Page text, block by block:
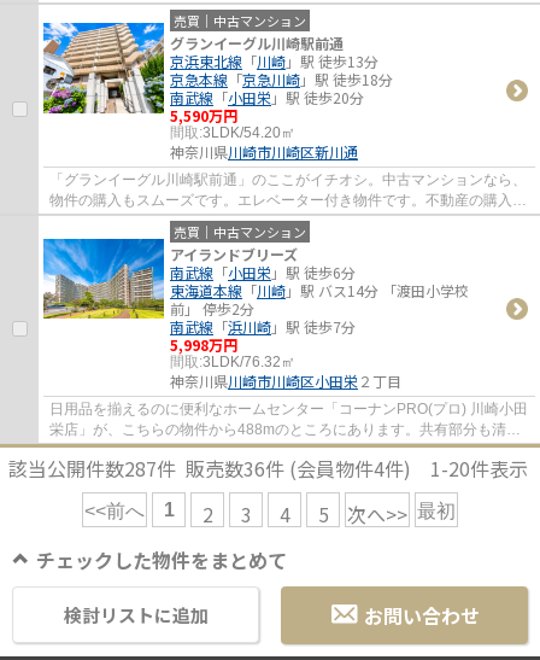
能的な設備のあるマンションです。エレベー...
売買｜中古マンション
グランイーグル川崎駅前通
京浜東北線 「川崎」駅 徒歩13分
京急本線 「京急川崎」駅 徒歩18分
南武線 「小田栄 」駅 徒歩20分
5,590万円
間取:3LDK/54.20㎡
神奈川県川崎市川崎区新川通
「グランイーグル川崎駅前通」のここがイチオシ。中古マンションなら、
物件の購入もスムーズです。エレベーター付き物件です。不動産の購入を
検討しているなら、不動産会社をしっかり...
売買｜中古マンション
アイランドブリーズ
南武線 「小田栄 」駅 徒歩6分
東海道本線 「川崎」駅 バス14分 「渡田小学校
前」 停歩2分
南武線 「浜川崎」駅 徒歩7分
5,998万円
間取:3LDK/76.32㎡
神奈川県川崎市川崎区小田栄 ２丁目
日用品を揃えるのに便利なホームセンター「コーナンPRO(プロ) 川崎小田
栄店」が、こちらの物件から488mのところにあります。共有部分も清潔
感があり、綺麗な中古マンションです。川崎...
該当公開件数287件 販売数36件 (会員物件4件) 1-20件表示
<<前へ 1 2 3 4 5 次へ>> 最初
チェックした物件をまとめて
お問い合わせ
検討リストに追加